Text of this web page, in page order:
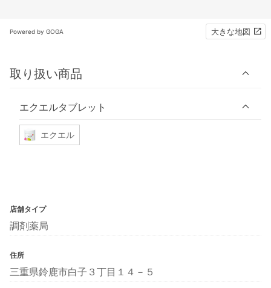
Powered by GOGA 大きな地図
取り扱い商品
エクエルタブレット
エクエル
店舗タイプ
調剤薬局
住所
三重県鈴鹿市白子３丁目１４－５